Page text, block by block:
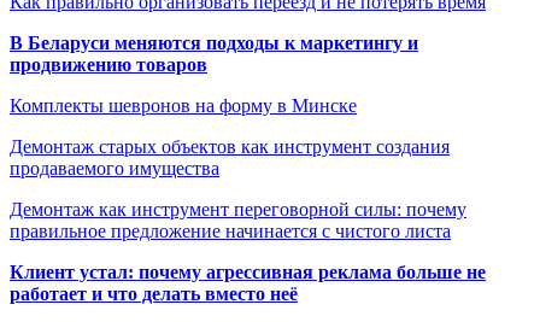
В Беларуси меняются подходы к маркетингу и
продвижению товаров
Комплекты шевронов на форму в Минске
Демонтаж старых объектов как инструмент создания
продаваемого имущества
Демонтаж как инструмент переговорной силы: почему
правильное предложение начинается с чистого листа
Клиент устал: почему агрессивная реклама больше не
работает и что делать вместо неё